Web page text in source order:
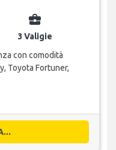
business_center
3 Valigie
con comodità
Toyota Fortuner,